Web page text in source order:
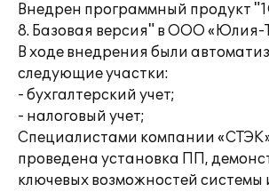
Внедрен программный продукт
8. Базовая версия" в ООО «Юлия-
В ходе внедрения были
следующие участки:
- бухгалтерский учет;
- налоговый учет;
Специалистами компании
проведена установка ПП,
ключевых возможностей системы